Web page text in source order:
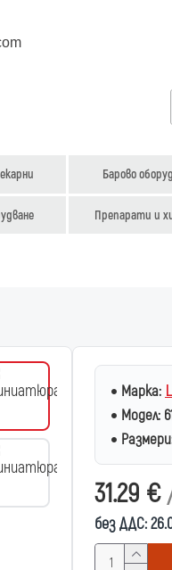
Барово
Препарати и
31.29 €
без ДДС:
Марка:
Модел: